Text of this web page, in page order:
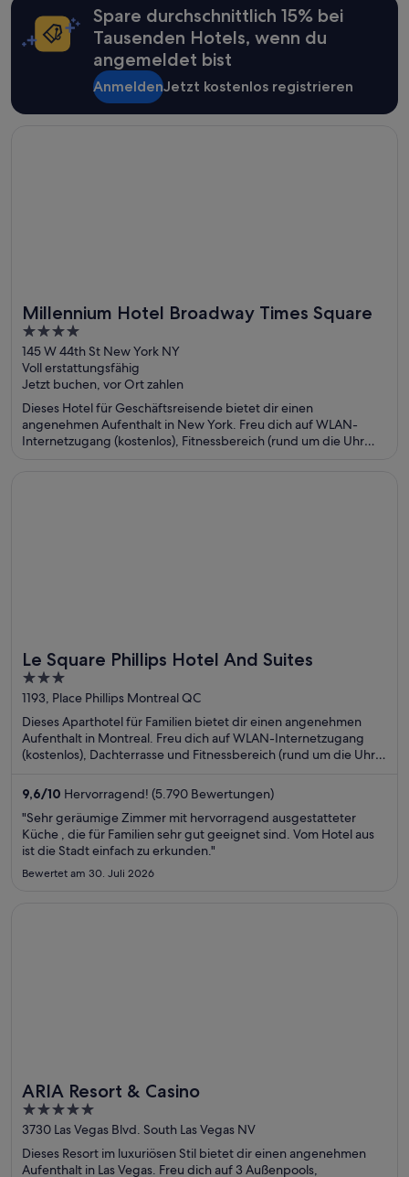
Spare durchschnittlich 15% bei
Tausenden Hotels, wenn du
angemeldet bist
AnmeldenJetzt kostenlos registrieren
Millennium Hotel Broadway Times Square
4
out
of
5
145 W 44th St New York NY
Voll erstattungsfähig
Jetzt buchen, vor Ort zahlen
Dieses Hotel für Geschäftsreisende bietet dir einen
angenehmen Aufenthalt in New York. Freu dich auf WLAN-
Internetzugang (kostenlos), Fitnessbereich (rund um die Uhr
Le Square Phillips Hotel And Suites
3
out
of
5
1193, Place Phillips Montreal QC
Dieses Aparthotel für Familien bietet dir einen angenehmen
Aufenthalt in Montreal. Freu dich auf WLAN-Internetzugang
(kostenlos), Dachterrasse und Fitnessbereich (rund um die Uhr
unseren Bewertungen. Einige beliebte Sehenswürdigkeiten –
Rue Sainte-Catherine und Bell Centre – befinden sich in der
Nähe.
9,6/10 Hervorragend! (5.790 Bewertungen)
"Sehr geräumige Zimmer mit hervorragend ausgestatteter
Küche , die für Familien sehr gut geeignet sind. Vom Hotel aus
ist die Stadt einfach zu erkunden."
Bewertet am 30. Juli 2026
ARIA Resort & Casino
5
out
of
5
3730 Las Vegas Blvd. South Las Vegas NV
Dieses Resort im luxuriösen Stil bietet dir einen angenehmen
Aufenthalt in Las Vegas. Freu dich auf 3 Außenpools,